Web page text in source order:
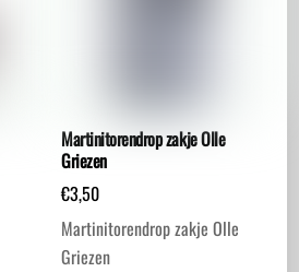
Martinitorendrop zakje Olle
Griezen
€3,50
Martinitorendrop zakje Olle
Griezen